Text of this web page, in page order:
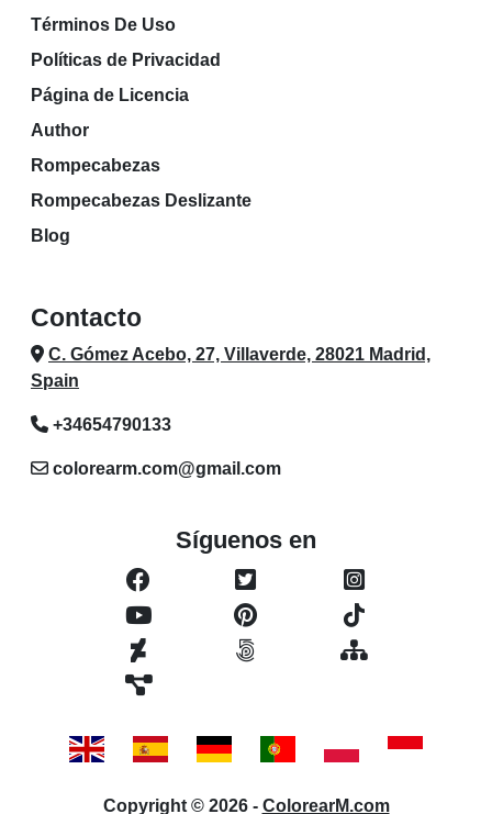
Términos De Uso
Políticas de Privacidad
Página de Licencia
Author
Rompecabezas
Rompecabezas Deslizante
Blog
Contacto
C. Gómez Acebo, 27, Villaverde, 28021 Madrid,
Spain
+34654790133
colorearm.com@gmail.com
Síguenos en
Copyright © 2026 - ColorearM.com